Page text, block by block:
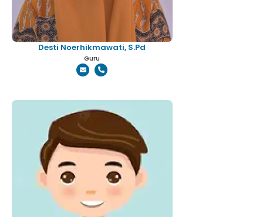
Desti Noerhikmawati, S.Pd
Guru